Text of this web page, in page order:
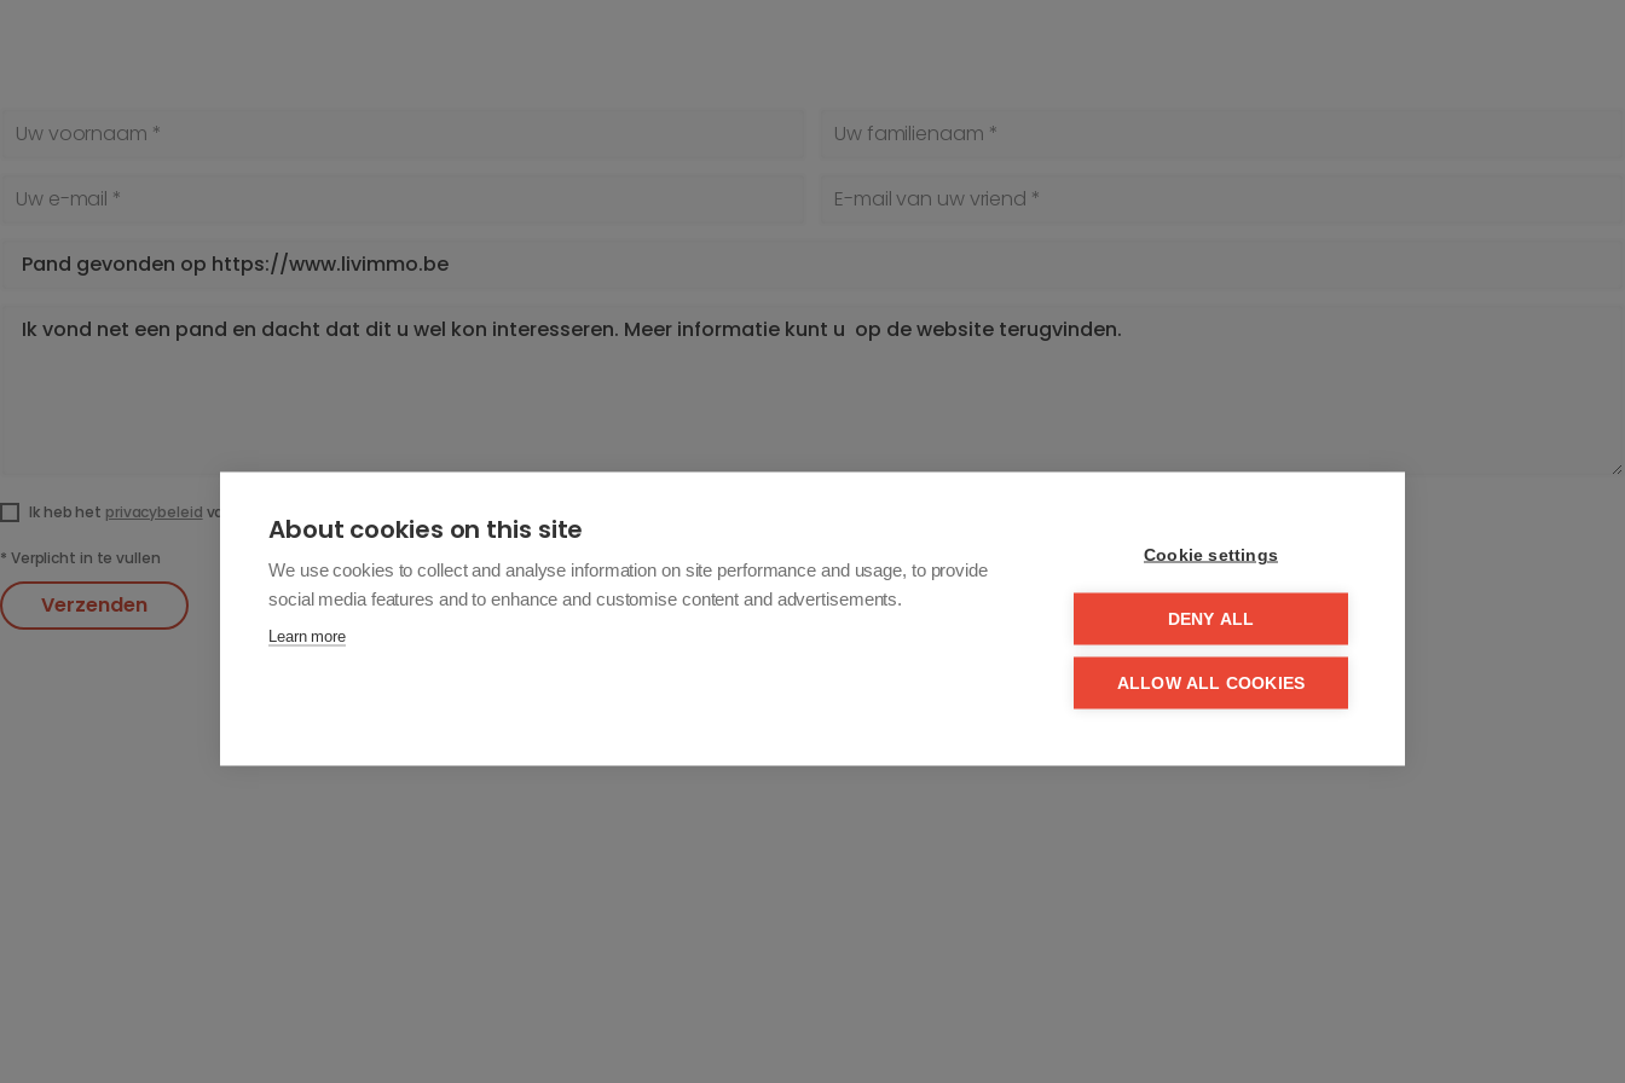
Uw voornaam * Uw familienaam *
Uw e-mail * E-mail van uw vriend *
Ik heb het privacybeleid van deze website gelezen en ga hiermee akkoord.
* Verplicht in te vullen
Verzenden
About cookies on this site
We use cookies to collect and analyse information on site performance and usage, to provide
social media features and to enhance and customise content and advertisements.
Learn more
Cookie settings
DENY ALL
ALLOW ALL COOKIES